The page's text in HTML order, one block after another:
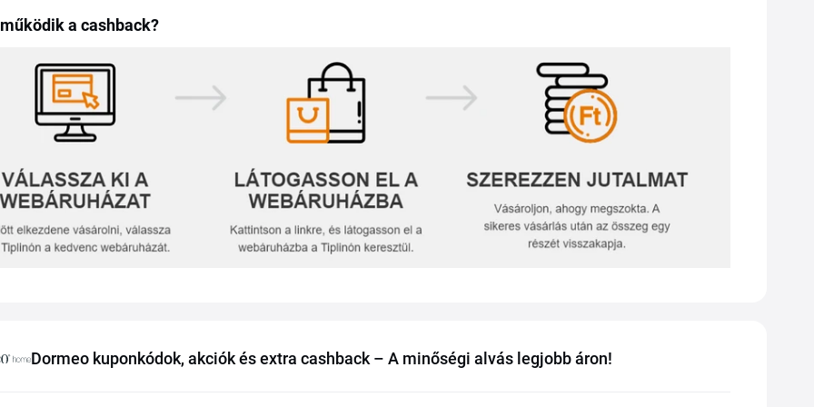
a cashback?
Dormeo kuponkódok, akciók és extra cashback – A minőségi alvás legjobb áron!